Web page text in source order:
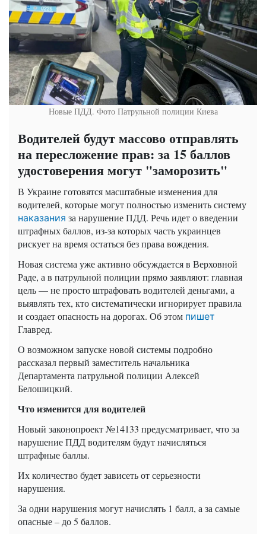
Новые ПДД. Фото Патрульной полиции Киева
Водителей будут массово отправлять
на пересложение прав: за 15 баллов
удостоверения могут "заморозить"
В Украине готовятся масштабные изменения для
водителей, которые могут полностью изменить систему
наказания за нарушение ПДД. Речь идет о введении
штрафных баллов, из-за которых часть украинцев
рискует на время остаться без права вождения.
Новая система уже активно обсуждается в Верховной
Раде, а в патрульной полиции прямо заявляют: главная
цель — не просто штрафовать водителей деньгами, а
выявлять тех, кто систематически игнорирует правила
и создает опасность на дорогах. Об этом пишет
Главред.
О возможном запуске новой системы подробно
рассказал первый заместитель начальника
Департамента патрульной полиции Алексей
Белошицкий.
Что изменится для водителей
Новый законопроект №14133 предусматривает, что за
нарушение ПДД водителям будут начисляться
штрафные баллы.
Их количество будет зависеть от серьезности
нарушения.
За одни нарушения могут начислять 1 балл, а за самые
опасные – до 5 баллов.